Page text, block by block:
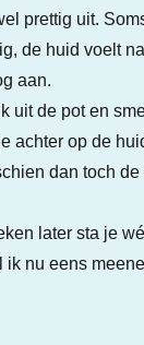
prettig uit.
de huid voelt
aan.
uit de pot en
achter op de
dan toch
later sta je
ik nu eens